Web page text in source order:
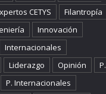
CETYS
Filantropía
Innovación
Internacionales
Liderazgo Opinión
P.
P. Internacionales